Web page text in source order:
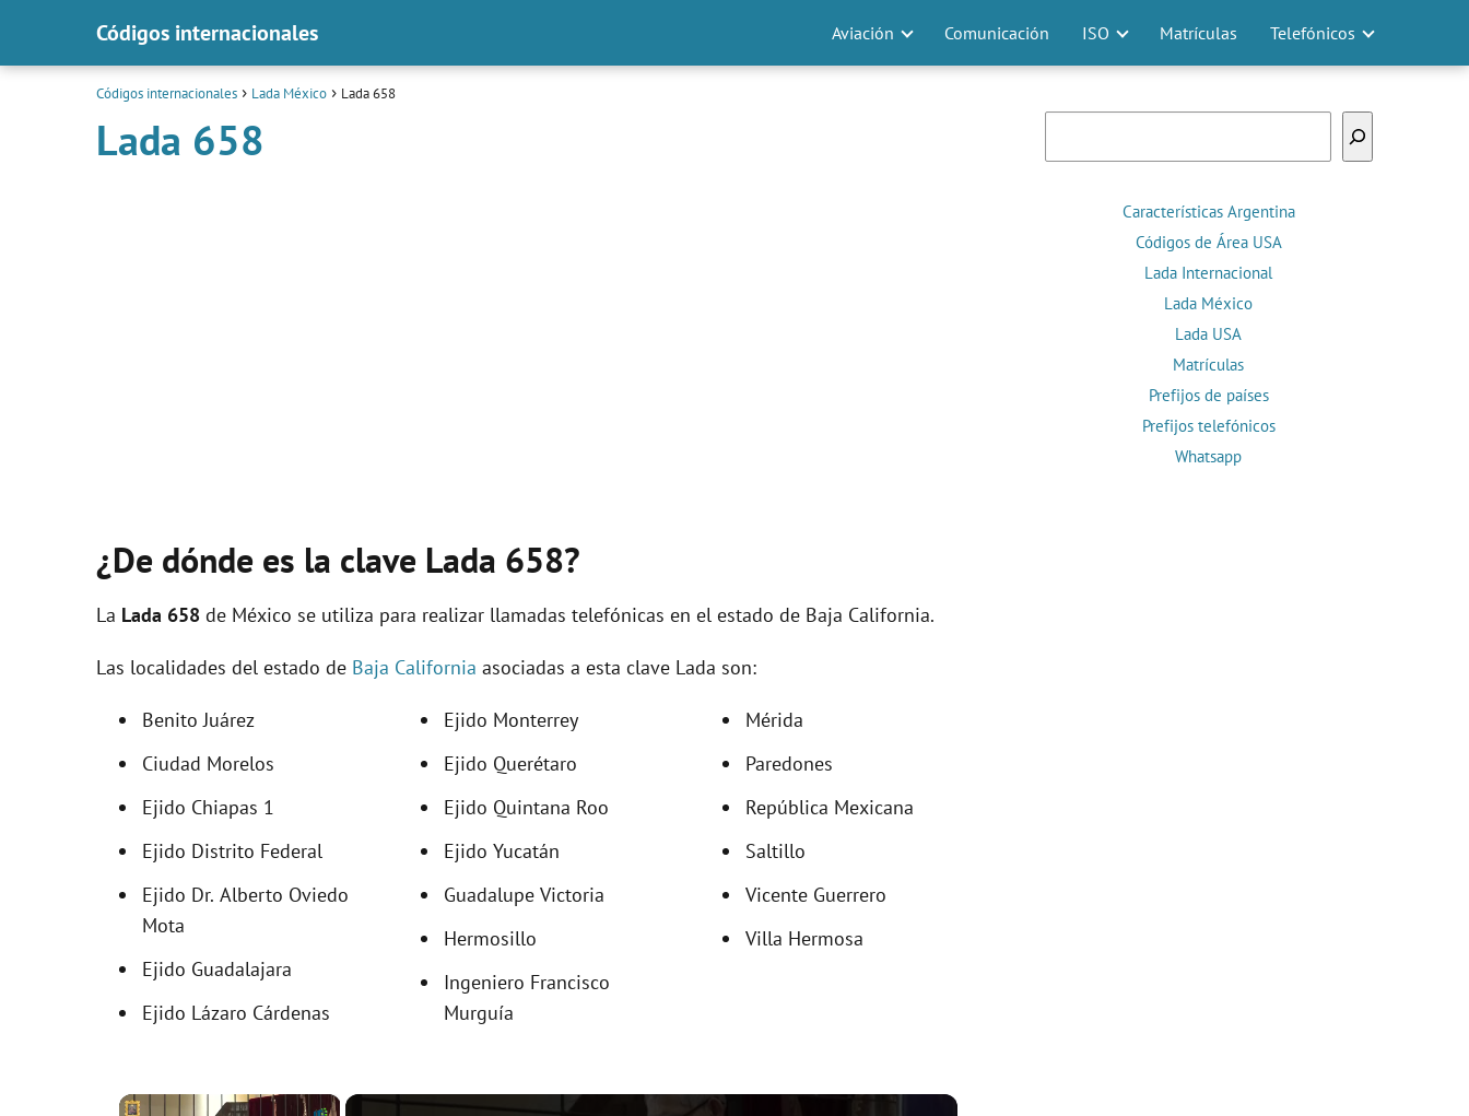
Códigos internacionales Aviación Comunicación ISO Matrículas Telefónicos
Códigos internacionales Lada México Lada 658
Lada 658
¿De dónde es la clave Lada 658?
La Lada 658 de México se utiliza para realizar llamadas telefónicas en el estado de Baja California.
Las localidades del estado de Baja California asociadas a esta clave Lada son:
Benito Juárez
Ciudad Morelos
Ejido Chiapas 1
Ejido Distrito Federal
Ejido Dr. Alberto Oviedo
Mota
Ejido Guadalajara
Ejido Lázaro Cárdenas
Ejido Monterrey
Ejido Querétaro
Ejido Quintana Roo
Ejido Yucatán
Guadalupe Victoria
Hermosillo
Ingeniero Francisco
Murguía
Mérida
Paredones
República Mexicana
Saltillo
Vicente Guerrero
Villa Hermosa
×
Características Argentina
Códigos de Área USA
Lada Internacional
Lada México
Lada USA
Matrículas
Prefijos de países
Prefijos telefónicos
Whatsapp